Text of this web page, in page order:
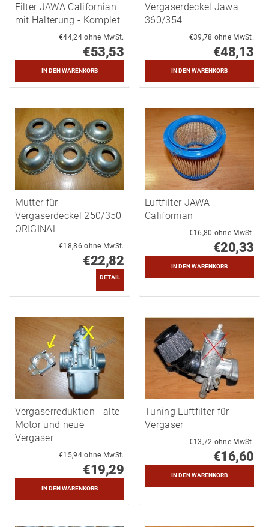
Filter JAWA Californian
mit Halterung - Komplet
€44,24 ohne MwSt.
€53,53
Vergaserdeckel Jawa
360/354
€39,78 ohne MwSt.
€48,13
Mutter für
Vergaserdeckel 250/350
ORIGINAL
€18,86 ohne MwSt.
€22,82
DETAIL
Luftfilter JAWA
Californian
€16,80 ohne MwSt.
€20,33
Vergaserreduktion - alte
Motor und neue
Vergaser
€15,94 ohne MwSt.
€19,29
Tuning Luftfilter für
Vergaser
€13,72 ohne MwSt.
€16,60